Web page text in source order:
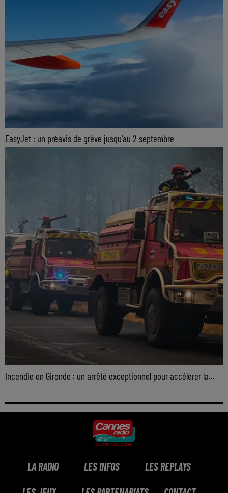
EasyJet : un préavis de grève jusqu'au 2 septembre
Incendie en Gironde : un arrêté exceptionnel pour accélérer la...
LA RADIO LES INFOS LES REPLAYS